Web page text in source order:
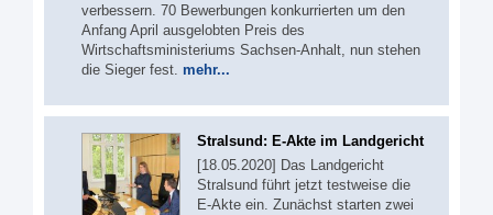
verbessern. 70 Bewerbungen konkurrierten um den
Anfang April ausgelobten Preis des
Wirtschaftsministeriums Sachsen-Anhalt, nun stehen
die Sieger fest. mehr...
Stralsund: E-Akte im Landgericht
[18.05.2020] Das Landgericht
Stralsund führt jetzt testweise die
E-Akte ein. Zunächst starten zwei